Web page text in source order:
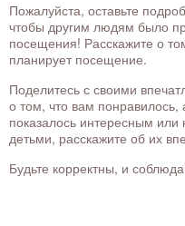
Пожалуйста, оставьте
чтобы другим людям было
посещения! Расскажите о
планирует посещение.
Поделитесь с своими
о том, что вам понравилось,
показалось интересным
детьми, расскажите об их
Будьте корректны, и